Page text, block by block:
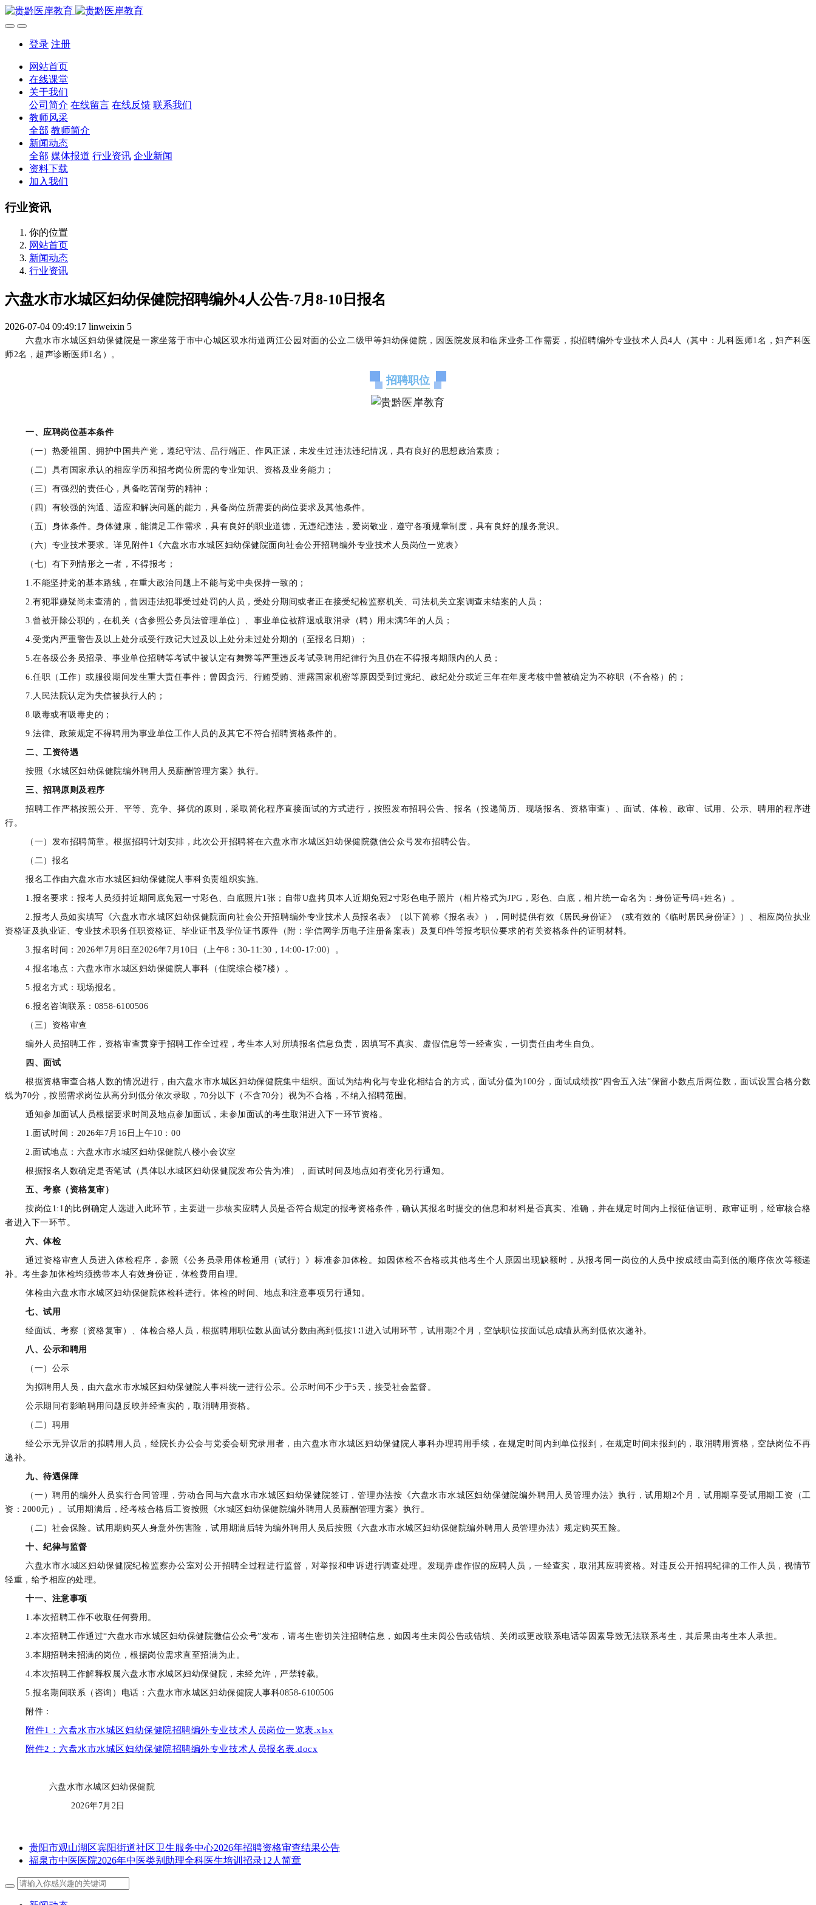
登录 注册
网站首页
在线课堂
关于我们
公司简介 在线留言 在线反馈 联系我们
教师风采
全部 教师简介
新闻动态
全部 媒体报道 行业资讯 企业新闻
资料下载
加入我们
行业资讯
你的位置
网站首页
新闻动态
行业资讯
六盘水市水城区妇幼保健院招聘编外4人公告-7月8-10日报名
2026-07-04 09:49:17 linweixin 5
六盘水市水城区妇幼保健院是一家坐落于市中心城区双水街道两江公园对面的公立二级甲等妇幼保健院，因医院发展和临床业务工作需要，拟招聘编外专业技术人员4人（其中：儿科医师1名，妇产科医
师2名，超声诊断医师1名）。
招聘职位
一、应聘岗位基本条件
（一）热爱祖国、拥护中国共产党，遵纪守法、品行端正、作风正派，未发生过违法违纪情况，具有良好的思想政治素质；
（二）具有国家承认的相应学历和招考岗位所需的专业知识、资格及业务能力；
（三）有强烈的责任心，具备吃苦耐劳的精神；
（四）有较强的沟通、适应和解决问题的能力，具备岗位所需要的岗位要求及其他条件。
（五）身体条件。身体健康，能满足工作需求，具有良好的职业道德，无违纪违法，爱岗敬业，遵守各项规章制度，具有良好的服务意识。
（六）专业技术要求。详见附件1《六盘水市水城区妇幼保健院面向社会公开招聘编外专业技术人员岗位一览表》
（七）有下列情形之一者，不得报考；
1.不能坚持党的基本路线，在重大政治问题上不能与党中央保持一致的；
2.有犯罪嫌疑尚未查清的，曾因违法犯罪受过处罚的人员，受处分期间或者正在接受纪检监察机关、司法机关立案调查未结案的人员；
3.曾被开除公职的，在机关（含参照公务员法管理单位）、事业单位被辞退或取消录（聘）用未满5年的人员；
4.受党内严重警告及以上处分或受行政记大过及以上处分未过处分期的（至报名日期）；
5.在各级公务员招录、事业单位招聘等考试中被认定有舞弊等严重违反考试录聘用纪律行为且仍在不得报考期限内的人员；
6.任职（工作）或服役期间发生重大责任事件；曾因贪污、行贿受贿、泄露国家机密等原因受到过党纪、政纪处分或近三年在年度考核中曾被确定为不称职（不合格）的；
7.人民法院认定为失信被执行人的；
8.吸毒或有吸毒史的；
9.法律、政策规定不得聘用为事业单位工作人员的及其它不符合招聘资格条件的。
二、工资待遇
按照《水城区妇幼保健院编外聘用人员薪酬管理方案》执行。
三、招聘原则及程序
招聘工作严格按照公开、平等、竞争、择优的原则，采取简化程序直接面试的方式进行，按照发布招聘公告、报名（投递简历、现场报名、资格审查）、面试、体检、政审、试用、公示、聘用的程序进
行。
（一）发布招聘简章。根据招聘计划安排，此次公开招聘将在六盘水市水城区妇幼保健院微信公众号发布招聘公告。
（二）报名
报名工作由六盘水市水城区妇幼保健院人事科负责组织实施。
1.报名要求：报考人员须持近期同底免冠一寸彩色、白底照片1张；自带U盘拷贝本人近期免冠2寸彩色电子照片（相片格式为JPG，彩色、白底，相片统一命名为：身份证号码+姓名）。
2.报考人员如实填写《六盘水市水城区妇幼保健院面向社会公开招聘编外专业技术人员报名表》（以下简称《报名表》），同时提供有效《居民身份证》（或有效的《临时居民身份证》）、相应岗位执业
资格证及执业证、专业技术职务任职资格证、毕业证书及学位证书原件（附：学信网学历电子注册备案表）及复印件等报考职位要求的有关资格条件的证明材料。
3.报名时间：2026年7月8日至2026年7月10日（上午8：30-11:30，14:00-17:00）。
4.报名地点：六盘水市水城区妇幼保健院人事科（住院综合楼7楼）。
5.报名方式：现场报名。
6.报名咨询联系：0858-6100506
（三）资格审查
编外人员招聘工作，资格审查贯穿于招聘工作全过程，考生本人对所填报名信息负责，因填写不真实、虚假信息等一经查实，一切责任由考生自负。
四、面试
根据资格审查合格人数的情况进行，由六盘水市水城区妇幼保健院集中组织。面试为结构化与专业化相结合的方式，面试分值为100分，面试成绩按“四舍五入法”保留小数点后两位数，面试设置合格分数
线为70分，按照需求岗位从高分到低分依次录取，70分以下（不含70分）视为不合格，不纳入招聘范围。
通知参加面试人员根据要求时间及地点参加面试，未参加面试的考生取消进入下一环节资格。
1.面试时间：2026年7月16日上午10：00
2.面试地点：六盘水市水城区妇幼保健院八楼小会议室
根据报名人数确定是否笔试（具体以水城区妇幼保健院发布公告为准），面试时间及地点如有变化另行通知。
五、考察（资格复审）
按岗位1:1的比例确定人选进入此环节，主要进一步核实应聘人员是否符合规定的报考资格条件，确认其报名时提交的信息和材料是否真实、准确，并在规定时间内上报征信证明、政审证明，经审核合格
者进入下一环节。
六、体检
通过资格审查人员进入体检程序，参照《公务员录用体检通用（试行）》标准参加体检。如因体检不合格或其他考生个人原因出现缺额时，从报考同一岗位的人员中按成绩由高到低的顺序依次等额递
补。考生参加体检均须携带本人有效身份证，体检费用自理。
体检由六盘水市水城区妇幼保健院体检科进行。体检的时间、地点和注意事项另行通知。
七、试用
经面试、考察（资格复审）、体检合格人员，根据聘用职位数从面试分数由高到低按1∶1进入试用环节，试用期2个月，空缺职位按面试总成绩从高到低依次递补。
八、公示和聘用
（一）公示
为拟聘用人员，由六盘水市水城区妇幼保健院人事科统一进行公示。公示时间不少于5天，接受社会监督。
公示期间有影响聘用问题反映并经查实的，取消聘用资格。
（二）聘用
经公示无异议后的拟聘用人员，经院长办公会与党委会研究录用者，由六盘水市水城区妇幼保健院人事科办理聘用手续，在规定时间内到单位报到，在规定时间未报到的，取消聘用资格，空缺岗位不再
递补。
九、待遇保障
（一）聘用的编外人员实行合同管理，劳动合同与六盘水市水城区妇幼保健院签订，管理办法按《六盘水市水城区妇幼保健院编外聘用人员管理办法》执行，试用期2个月，试用期享受试用期工资（工
资：2000元）。试用期满后，经考核合格后工资按照《水城区妇幼保健院编外聘用人员薪酬管理方案》执行。
（二）社会保险。试用期购买人身意外伤害险，试用期满后转为编外聘用人员后按照《六盘水市水城区妇幼保健院编外聘用人员管理办法》规定购买五险。
十、纪律与监督
六盘水市水城区妇幼保健院纪检监察办公室对公开招聘全过程进行监督，对举报和申诉进行调查处理。发现弄虚作假的应聘人员，一经查实，取消其应聘资格。对违反公开招聘纪律的工作人员，视情节
轻重，给予相应的处理。
十一、注意事项
1.本次招聘工作不收取任何费用。
2.本次招聘工作通过“六盘水市水城区妇幼保健院微信公众号”发布，请考生密切关注招聘信息，如因考生未阅公告或错填、关闭或更改联系电话等因素导致无法联系考生，其后果由考生本人承担。
3.本期招聘未招满的岗位，根据岗位需求直至招满为止。
4.本次招聘工作解释权属六盘水市水城区妇幼保健院，未经允许，严禁转载。
5.报名期间联系（咨询）电话：六盘水市水城区妇幼保健院人事科0858-6100506
附件：
附件1：六盘水市水城区妇幼保健院招聘编外专业技术人员岗位一览表.xlsx
附件2：六盘水市水城区妇幼保健院招聘编外专业技术人员报名表.docx
六盘水市水城区妇幼保健院
2026年7月2日
贵阳市观山湖区宾阳街道社区卫生服务中心2026年招聘资格审查结果公告
福泉市中医医院2026年中医类别助理全科医生培训招录12人简章